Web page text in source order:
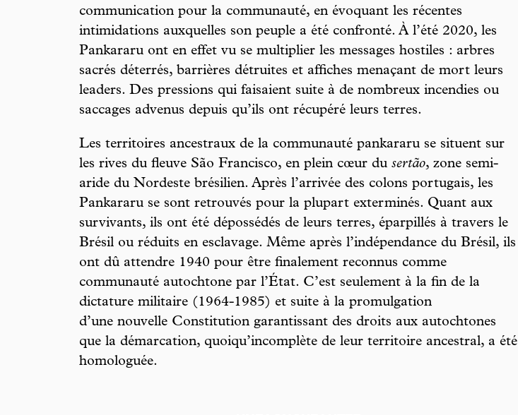
communication pour la communauté, en évoquant les récentes
intimidations auxquelles son peuple a été confronté. À l’été 2020, les
Pankararu ont en effet vu se multiplier les messages hostiles : arbres
sacrés déterrés, barrières détruites et affiches menaçant de mort leurs
leaders. Des pressions qui faisaient suite à de nombreux incendies ou
saccages advenus depuis qu’ils ont récupéré leurs terres.
Les territoires ancestraux de la communauté pankararu se situent sur
les rives du fleuve São Francisco, en plein cœur du sertão, zone semi-
aride du Nordeste brésilien. Après l’arrivée des colons portugais, les
Pankararu se sont retrouvés pour la plupart exterminés. Quant aux
survivants, ils ont été dépossédés de leurs terres, éparpillés à travers le
Brésil ou réduits en esclavage. Même après l’indépendance du Brésil, ils
ont dû attendre 1940 pour être finalement reconnus comme
communauté autochtone par l’État. C’est seulement à la fin de la
dictature militaire (1964-1985) et suite à la promulgation
d’une nouvelle Constitution garantissant des droits aux autochtones
que la démarcation, quoiqu’incomplète de leur territoire ancestral, a été
homologuée.